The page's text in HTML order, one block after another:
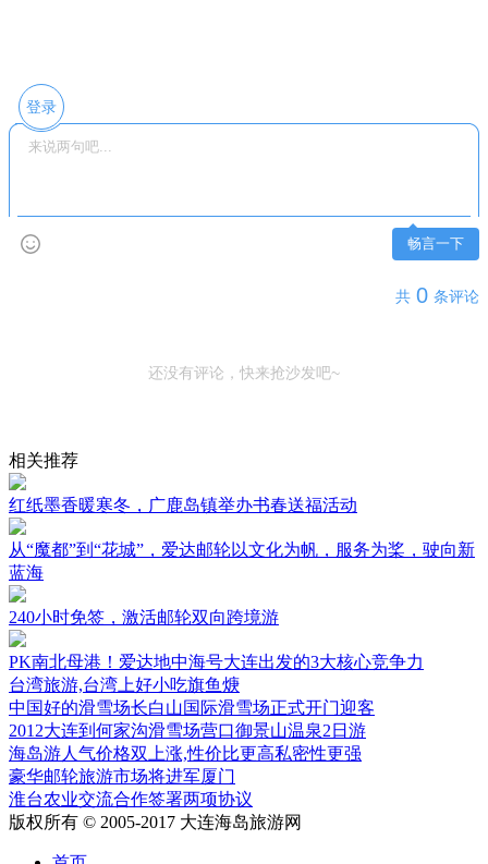
登录
畅言一下
共 0 条评论
还没有评论，快来抢沙发吧~
相关推荐
红纸墨香暖寒冬，广鹿岛镇举办书春送福活动
从“魔都”到“花城”，爱达邮轮以文化为帆，服务为桨，驶向新
蓝海
240小时免签，激活邮轮双向跨境游
PK南北母港！爱达地中海号大连出发的3大核心竞争力
台湾旅游,台湾上好小吃旗鱼焿
中国好的滑雪场长白山国际滑雪场正式开门迎客
2012大连到何家沟滑雪场营口御景山温泉2日游
海岛游人气价格双上涨,性价比更高私密性更强
豪华邮轮旅游市场将进军厦门
淮台农业交流合作签署两项协议
版权所有 © 2005-2017 大连海岛旅游网